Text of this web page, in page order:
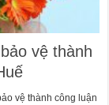
vệ thành
vệ thành công luận